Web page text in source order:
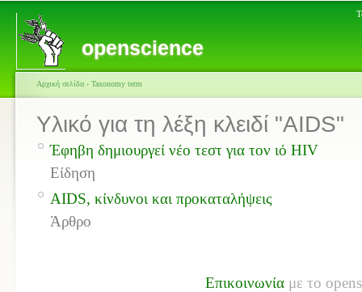
openscience
Αρχική σελίδα › Taxonomy term
Υλικό για τη λέξη κλειδί "AIDS"
Έφηβη δημιουργεί νέο τεστ για τον ιό HIV
Είδηση
AIDS, κίνδυνοι και προκαταλήψεις
Άρθρο
Επικοινωνία με το